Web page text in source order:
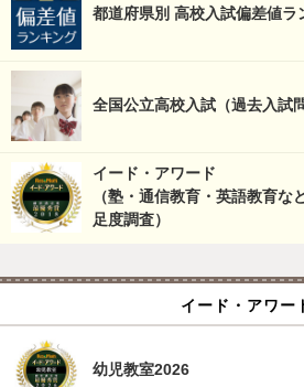
都道府県別 高校入試偏差値ラ
全国公立高校入試（過去入試
イード・アワード
（塾・通信教育・英語教育
足度調査）
イード・アワー
幼児教室2026